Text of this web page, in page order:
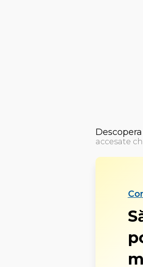
accesate